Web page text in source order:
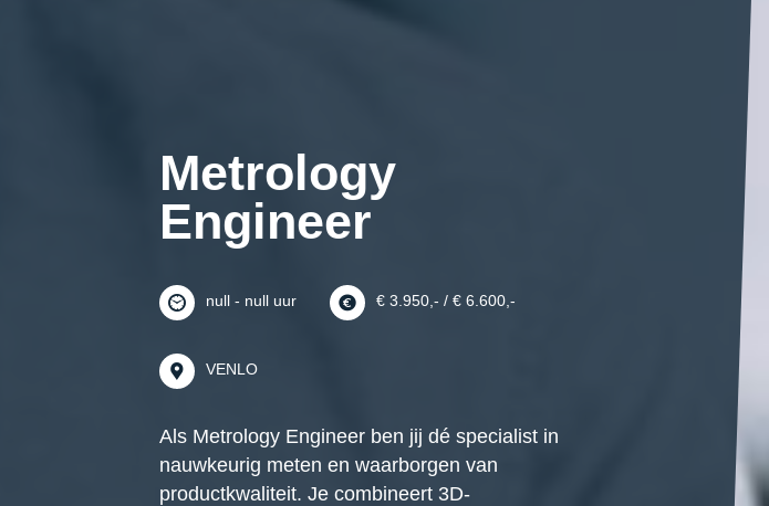
Metrology
Engineer
null - null uur € 3.950,- / € 6.600,-
VENLO
Als Metrology Engineer ben jij dé specialist in
nauwkeurig meten en waarborgen van
productkwaliteit. Je combineert 3D-